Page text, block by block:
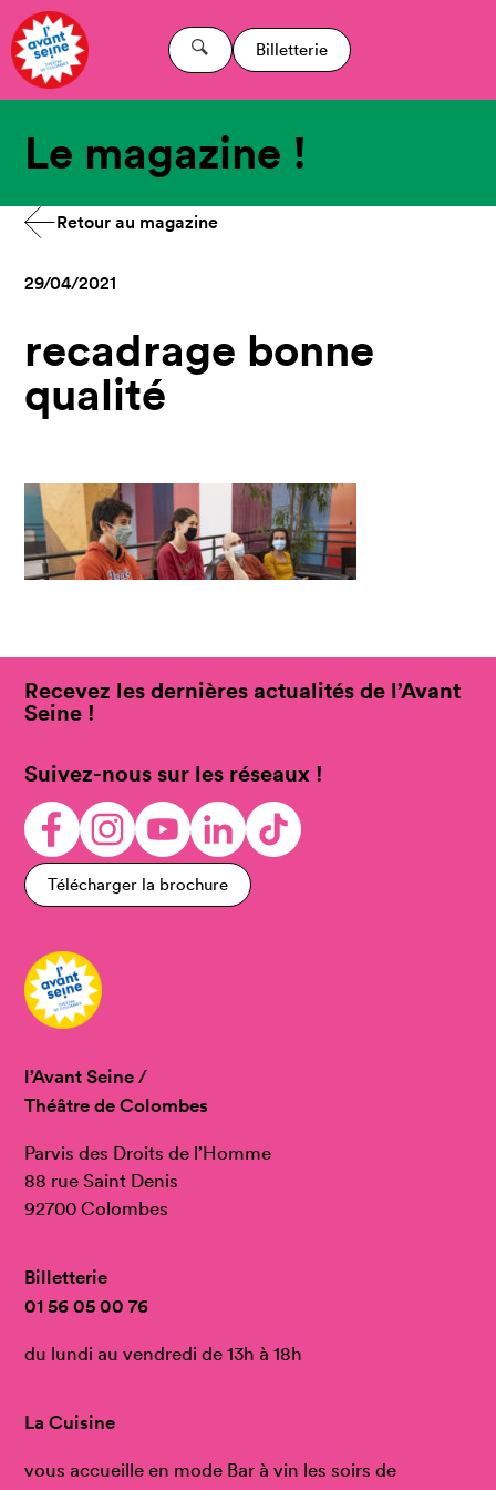
Billetterie
Le magazine !
Retour au magazine
29/04/2021
recadrage bonne
qualité
Recevez les dernières actualités de l’Avant
Seine !
Suivez-nous sur les réseaux !
Télécharger la brochure
l’Avant Seine /
Théâtre de Colombes
Parvis des Droits de l’Homme
88 rue Saint Denis
92700 Colombes
Billetterie
01 56 05 00 76
du lundi au vendredi de 13h à 18h
La Cuisine
vous accueille en mode Bar à vin les soirs de